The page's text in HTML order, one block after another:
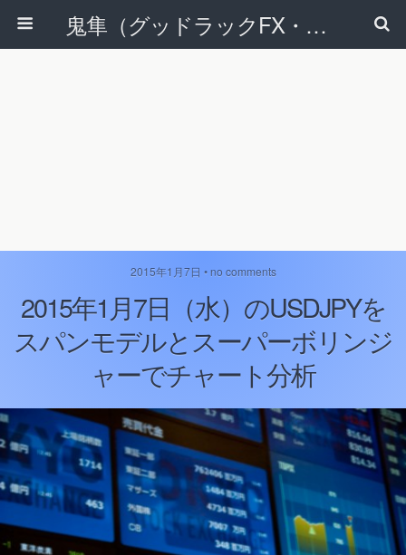
鬼隼（グッドラックFX・改）
2015年1月7日 • no comments
2015年1月7日（水）のUSDJPYを
スパンモデルとスーパーボリンジ
ャーでチャート分析